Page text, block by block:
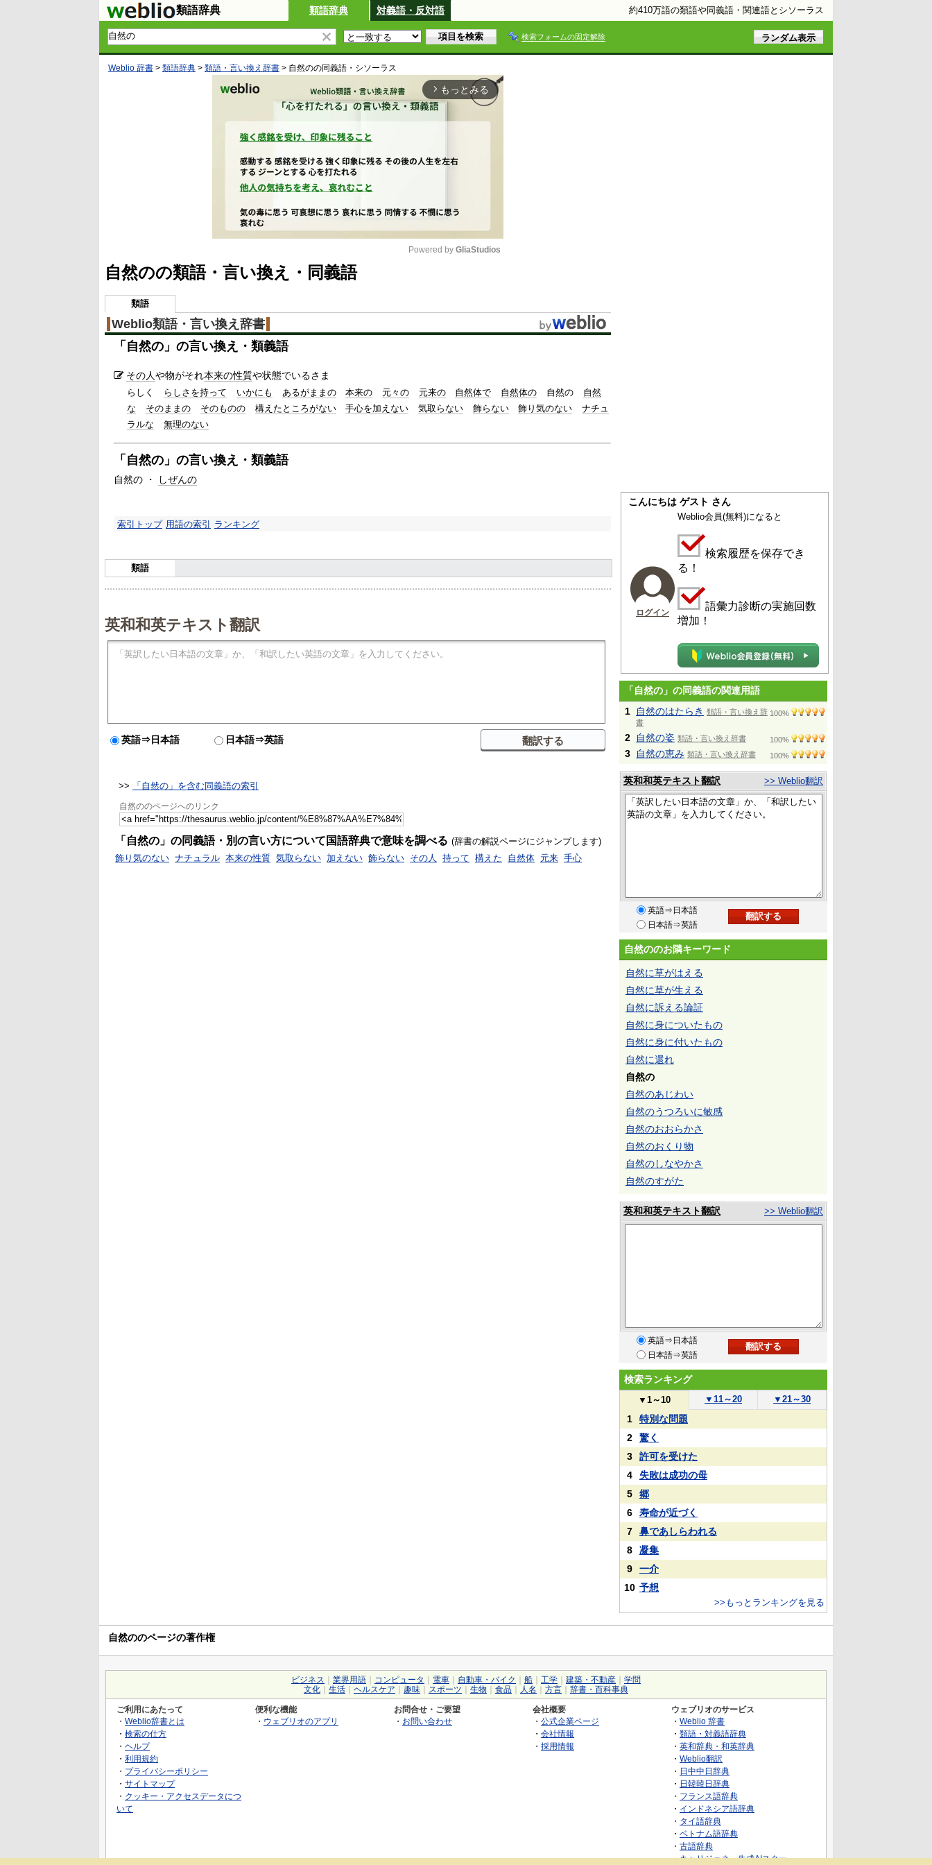
類語辞典 類語辞典 対義語・反対語 約410万語の類語や同義語・関連語とシソーラス
検索フォームの固定解除
Weblio 辞書 > 類語辞典 > 類語・言い換え辞書 > 自然のの同義語・シソーラス
arrow_forward_ios もっとみる
Powered by GliaStudios
自然のの類語・言い換え・同義語
類語
Weblio類語・言い換え辞書
「 自然の 」の言い換え・類義語
その人や物がそれ本来の性質や状態でいるさま
らしく らしさを持って いかにも あるがままの 本来の 元々の 元来の 自然体で 自然体の 自然の
自然
な
そのままの そのものの 構えたところがない 手心を加えない 気取らない 飾らない 飾り気のない
ナチュ
ラルな
無理のない
「 自然の 」の言い換え・類義語
自然の ・ しぜんの
索引トップ 用語の索引 ランキング
類語
英和和英テキスト翻訳
英語⇒日本語 日本語⇒英語
>> 「自然の」を含む同義語の索引
自然ののページへのリンク
「自然の」の同義語・別の言い方について国語辞典で意味を調べる (辞書の解説ページにジャンプします)
飾り気のない ナチュラル 本来の性質 気取らない 加えない 飾らない その人 持って 構えた 自然体 元来 手心
こんにちは ゲスト さん
ログイン
Weblio会員(無料)になると
検索履歴を保存でき
る！
語彙力診断の実施回数
増加！
「自然の」の同義語の関連用語
1
自然のはたらき 類語・言い換え辞
書
100%
2 自然の姿 類語・言い換え辞書 100%
3 自然の恵み 類語・言い換え辞書 100%
英和和英テキスト翻訳 >> Weblio翻訳
英語⇒日本語
日本語⇒英語
自然ののお隣キーワード
自然に草がはえる
自然に草が生える
自然に訴える論証
自然に身についたもの
自然に身に付いたもの
自然に還れ
自然の
自然のあじわい
自然のうつろいに敏感
自然のおおらかさ
自然のおくり物
自然のしなやかさ
自然のすがた
英和和英テキスト翻訳 >> Weblio翻訳
英語⇒日本語
日本語⇒英語
検索ランキング
▼ 1～10 ▼ 11～20 ▼ 21～30
1
特別な問題
2
驚く
3
許可を受けた
4
失敗は成功の母
5
郷
6
寿命が近づく
7
鼻であしらわれる
8
凝集
9
一介
10 予想
>>もっとランキングを見る
自然ののページの著作権
ビジネス 業界用語 コンピュータ 電車 自動車・バイク 船 工学 建築・不動産
学問
文化
生活 ヘルスケア 趣味 スポーツ 生物 食品 人名 方言 辞書・百科事典
ご利用にあたって
・ Weblio辞書とは
・ 検索の仕方
・ ヘルプ
・ 利用規約
・ プライバシーポリシー
・ サイトマップ
・ クッキー・アクセスデータにつ
いて
便利な機能
・ ウェブリオのアプリ
お問合せ・ご要望
・ お問い合わせ
会社概要
・ 公式企業ページ
・ 会社情報
・ 採用情報
ウェブリオのサービス
・ Weblio 辞書
・ 類語・対義語辞典
・ 英和辞典・和英辞典
・ Weblio翻訳
・ 日中中日辞典
・ 日韓韓日辞典
・ フランス語辞典
・ インドネシア語辞典
・ タイ語辞典
・ ベトナム語辞典
・ 古語辞典
・キャリジェネ～生成AIスクー